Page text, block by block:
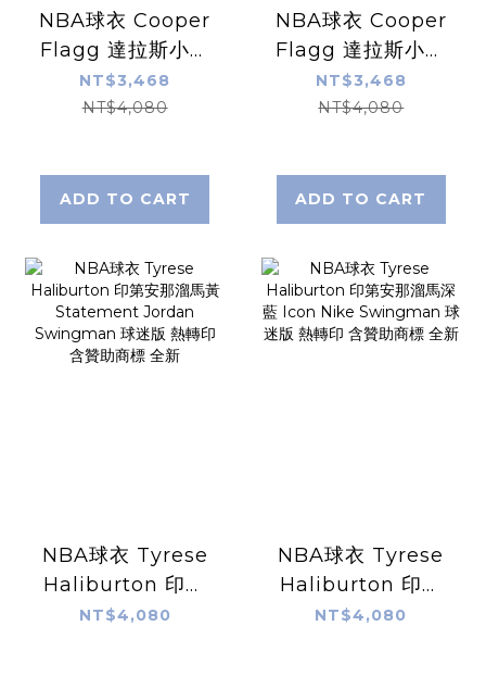
NBA球衣 Cooper
Flagg 達拉斯小牛
白 Association
Nike Swingman
NT$3,468
NT$4,080
ADD TO CART
NBA球衣 Cooper
Flagg 達拉斯小牛
深藍 Statement
Jordan
標 全新
NT$3,468
NT$4,080
ADD TO CART
NBA球衣 Tyrese
Haliburton 印第
安那溜馬黃
NT$4,080
NBA球衣 Tyrese
Haliburton 印第
安那溜馬深藍 Icon
NT$4,080